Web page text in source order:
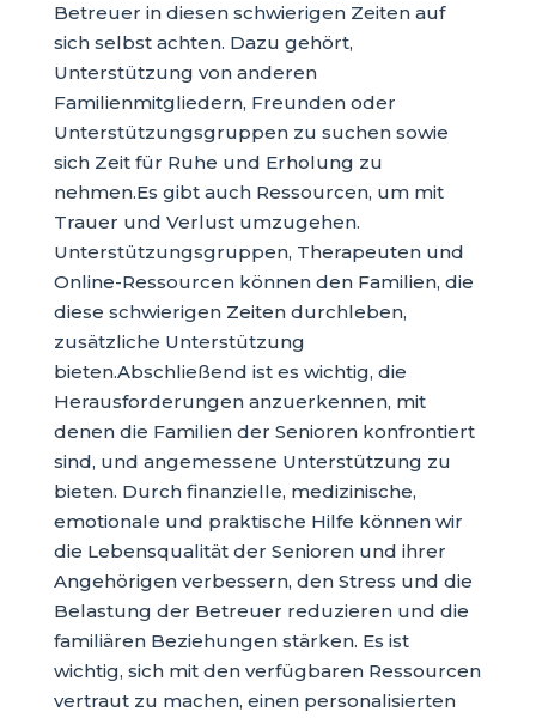
Betreuer in diesen schwierigen Zeiten auf
sich selbst achten. Dazu gehört,
Unterstützung von anderen
Familienmitgliedern, Freunden oder
Unterstützungsgruppen zu suchen sowie
sich Zeit für Ruhe und Erholung zu
nehmen.Es gibt auch Ressourcen, um mit
Trauer und Verlust umzugehen.
Unterstützungsgruppen, Therapeuten und
Online-Ressourcen können den Familien, die
diese schwierigen Zeiten durchleben,
zusätzliche Unterstützung
bieten.Abschließend ist es wichtig, die
Herausforderungen anzuerkennen, mit
denen die Familien der Senioren konfrontiert
sind, und angemessene Unterstützung zu
bieten. Durch finanzielle, medizinische,
emotionale und praktische Hilfe können wir
die Lebensqualität der Senioren und ihrer
Angehörigen verbessern, den Stress und die
Belastung der Betreuer reduzieren und die
familiären Beziehungen stärken. Es ist
wichtig, sich mit den verfügbaren Ressourcen
vertraut zu machen, einen personalisierten